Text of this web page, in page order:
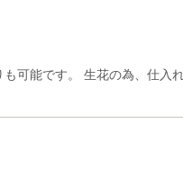
可能です。 生花の為、仕入